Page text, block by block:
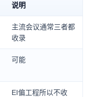
说明
主流会议通常三者都
收录
可能
EI偏工程所以不收